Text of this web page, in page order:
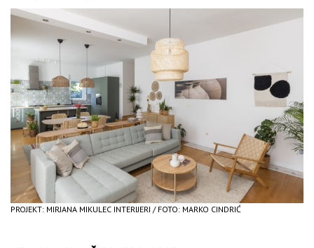
PROJEKT: MIRJANA MIKULEC INTERIJERI / FOTO: MARKO CINDRIĆ